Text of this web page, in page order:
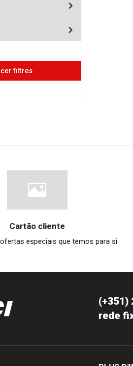
filtres
Cartão cliente
especiais que temos para si
(+351)
rede